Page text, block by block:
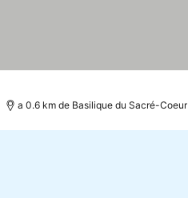
a 0.6 km de Basilique du Sacré-Coeur